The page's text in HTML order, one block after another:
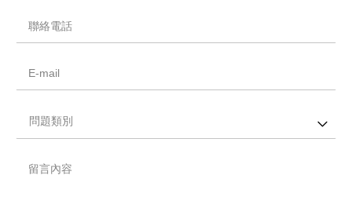
聯絡電話
E-mail
問題類別
留言內容